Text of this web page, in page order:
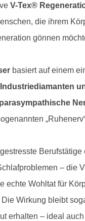
V-Tex®
die ihrem
gönnen
basiert auf einem
parasympathische
Berufstätige
– die
echte Wohltat für
Wirkung bleibt
erhalten – ideal